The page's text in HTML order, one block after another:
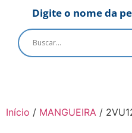
Digite o nome da
Início / MANGUEIRA /